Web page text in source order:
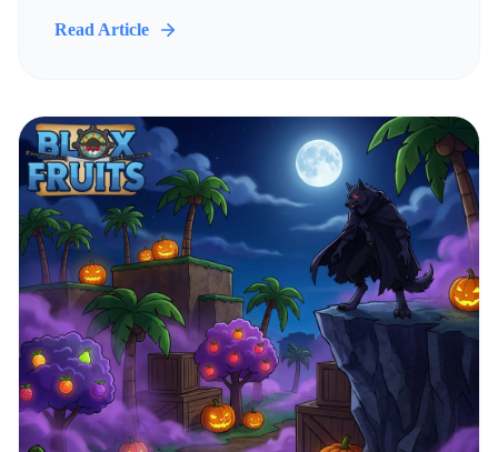
Read Article